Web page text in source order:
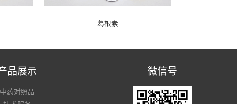
葛根素
品展示
中药对照品
微信号